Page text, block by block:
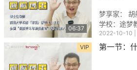
06:37
梦享家： 胡
学校： 途梦
2022-10-10 |
VIP
第一节：